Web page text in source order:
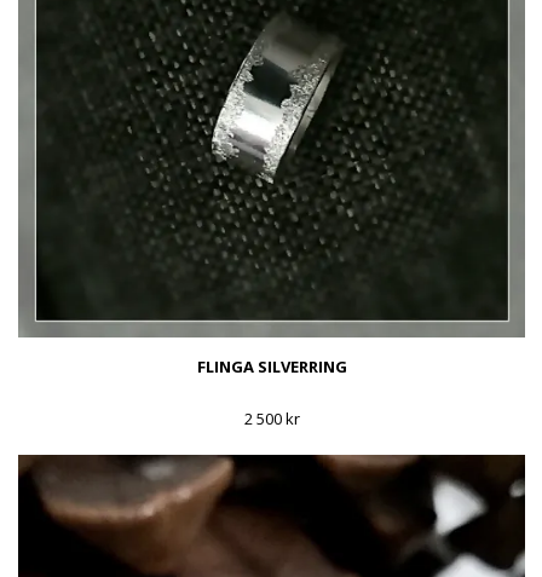
FLINGA SILVERRING
2 500 kr